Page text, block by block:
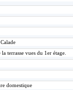
terrasse vues du 1er étage.
domestique